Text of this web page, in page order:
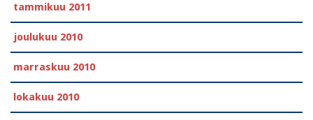
tammikuu 2011
joulukuu 2010
marraskuu 2010
lokakuu 2010